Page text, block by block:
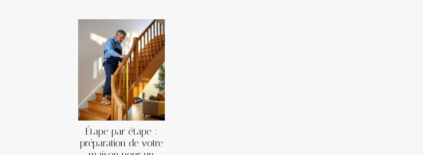
Étape par étape :
préparation de votre